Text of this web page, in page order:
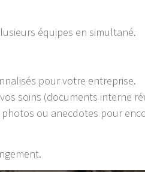
équipes en simultané.
pour votre entreprise.
soins (documents interne
ou anecdotes pour